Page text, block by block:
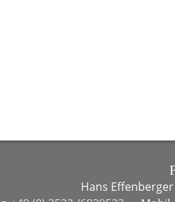
Hans Effenberger